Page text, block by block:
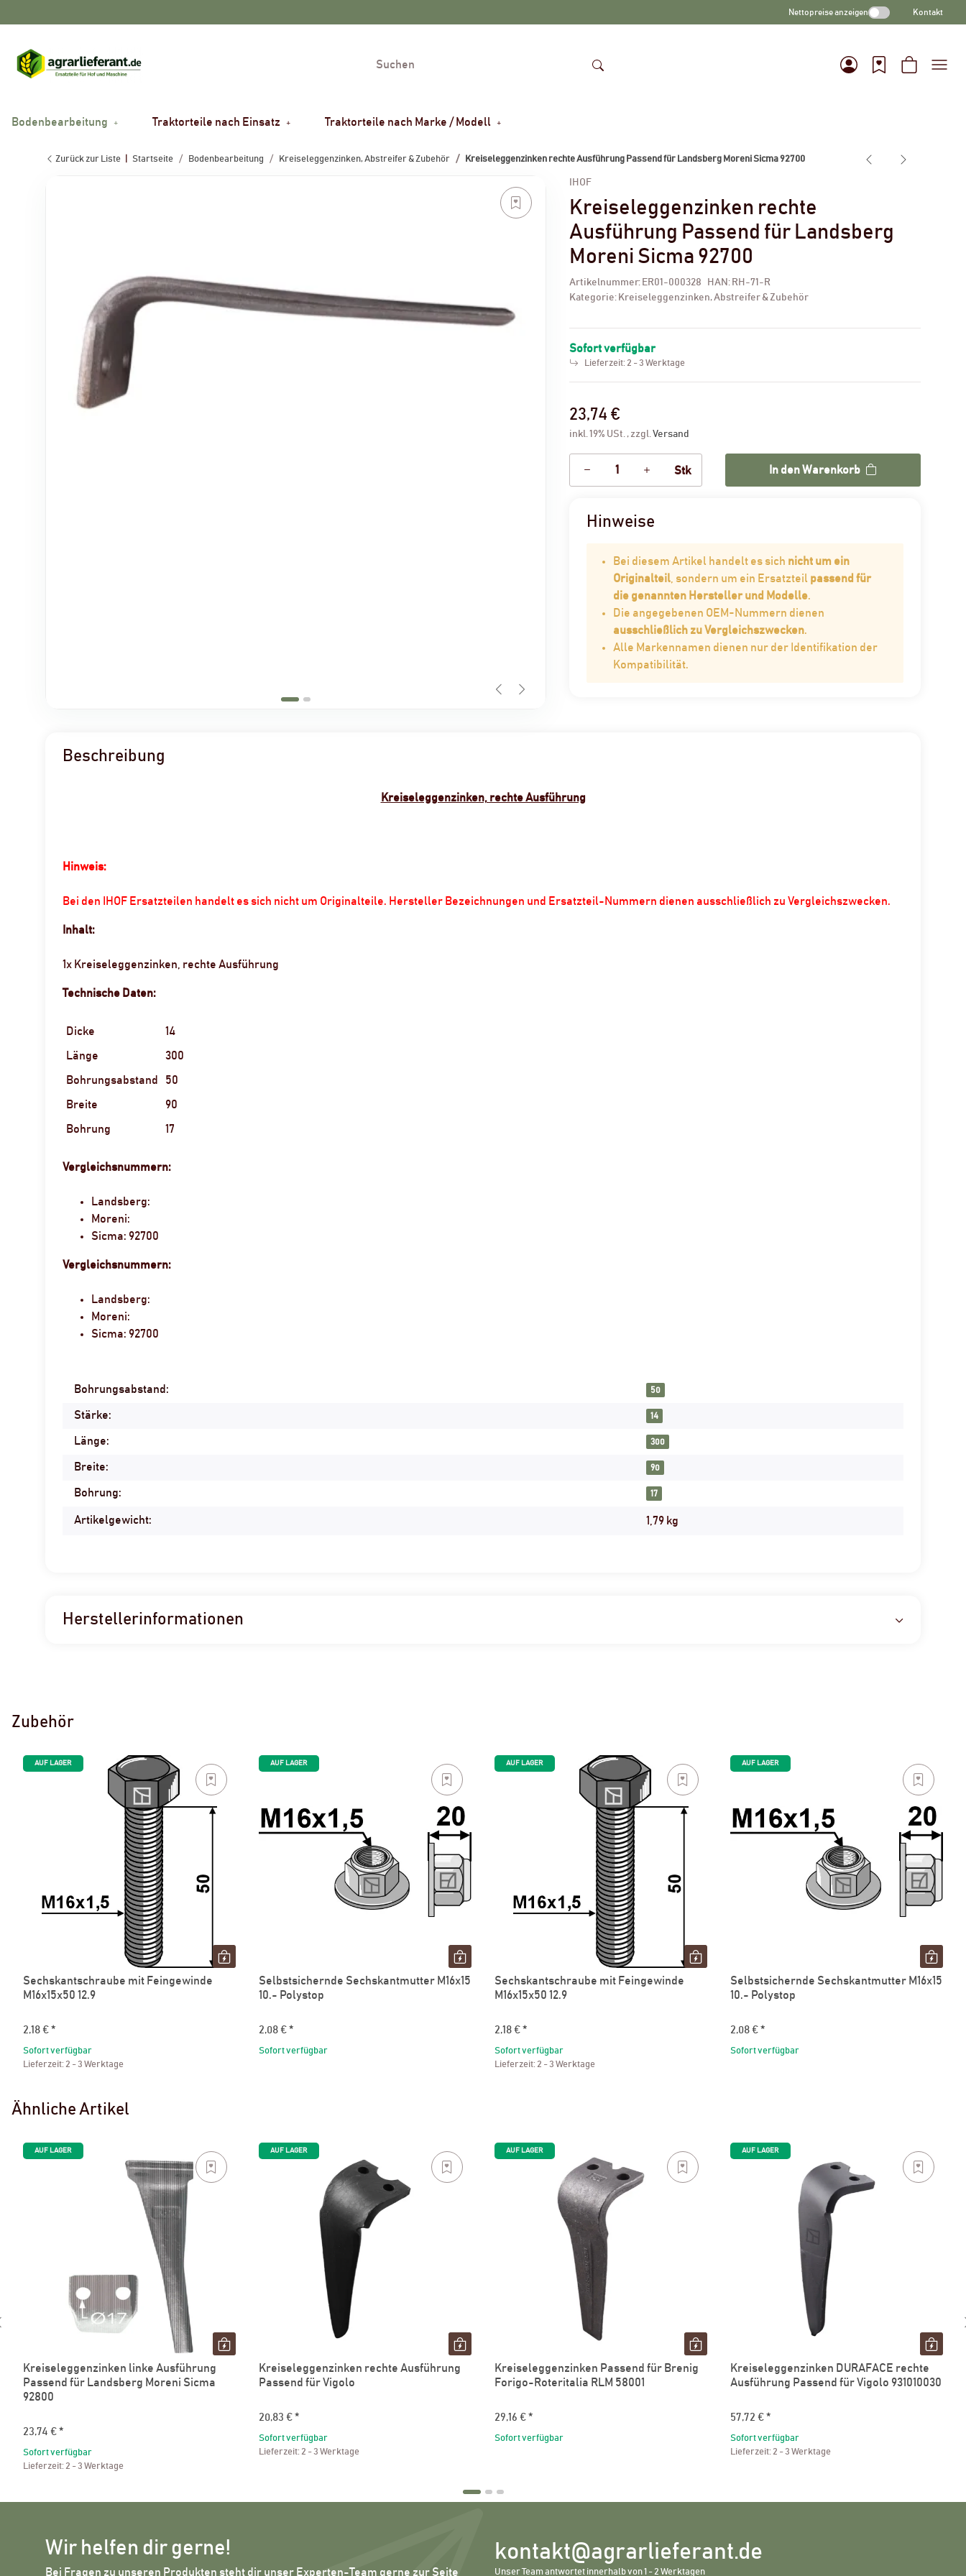
Nettopreise anzeigen Kontakt
Bodenbearbeitung Traktorteile nach Einsatz Traktorteile nach Marke / Modell
Zurück zur Liste Startseite Bodenbearbeitung Kreiseleggenzinken, Abstreifer & Zubehör Kreiseleggenzinken rechte Ausführung Passend für Landsberg Moreni Sicma 92700
IHOF
Kreiseleggenzinken rechte
Ausführung Passend für Landsberg
Moreni Sicma 92700
Artikelnummer: ER01-000328 HAN: RH-71-R
Kategorie: Kreiseleggenzinken, Abstreifer & Zubehör
Sofort verfügbar
Lieferzeit:2 - 3 Werktage
23,74 €
inkl. 19% USt. , zzgl.Versand
Stk In den Warenkorb
Hinweise
Bei diesem Artikel handelt es sich nicht um ein
Originalteil , sondern um ein Ersatzteil passend für
die genannten Hersteller und Modelle.
Die angegebenen OEM-Nummern dienen
ausschließlich zu Vergleichszwecken.
Alle Markennamen dienen nur der Identifikation der
Kompatibilität.
Beschreibung
Kreiseleggenzinken, rechte Ausführung
Hinweis:
Bei den IHOF Ersatzteilen handelt es sich nicht um Originalteile. Hersteller Bezeichnungen und Ersatzteil-Nummern dienen ausschließlich zu Vergleichszwecken.
Inhalt:
1x Kreiseleggenzinken, rechte Ausführung
Technische Daten:
Dicke 14
Länge 300
Bohrungsabstand 50
Breite 90
Bohrung 17
Vergleichsnummern:
Landsberg:
Moreni:
Sicma: 92700
Vergleichsnummern:
Landsberg:
Moreni:
Sicma: 92700
Produkteigenschaft
Wert
Bohrungsabstand: 50
Stärke: 14
Länge: 300
Breite: 90
Bohrung: 17
Artikelgewicht: 1,79 kg
Herstellerinformationen
Zubehör
AUF LAGER
Sechskantschraube mit Feingewinde
M16x15x50 12.9
2,18 € *
Sofort verfügbar
Lieferzeit: 2 - 3 Werktage
AUF LAGER
Selbstsichernde Sechskantmutter M16x15
10.- Polystop
2,08 € *
Sofort verfügbar
AUF LAGER
Sechskantschraube mit Feingewinde
M16x15x50 12.9
2,18 € *
Sofort verfügbar
Lieferzeit: 2 - 3 Werktage
AUF LAGER
Selbstsichernde Sechskantmutter M16x15
10.- Polystop
2,08 € *
Sofort verfügbar
Ähnliche Artikel
AUF LAGER
Kreiseleggenzinken linke Ausführung
Passend für Landsberg Moreni Sicma
92800
23,74 € *
Sofort verfügbar
Lieferzeit: 2 - 3 Werktage
AUF LAGER
Kreiseleggenzinken rechte Ausführung
Passend für Vigolo
20,83 € *
Sofort verfügbar
Lieferzeit: 2 - 3 Werktage
AUF LAGER
Kreiseleggenzinken Passend für Brenig
Forigo-Roteritalia RLM 58001
29,16 € *
Sofort verfügbar
AUF LAGER
Kreiseleggenzinken DURAFACE rechte
Ausführung Passend für Vigolo 931010030
57,72 € *
Sofort verfügbar
Lieferzeit: 2 - 3 Werktage
Wir helfen dir gerne!
Bei Fragen zu unseren Produkten steht dir unser Experten-Team gerne zur Seite
kontakt@agrarlieferant.de
Unser Team antwortet innerhalb von 1 - 2 Werktagen